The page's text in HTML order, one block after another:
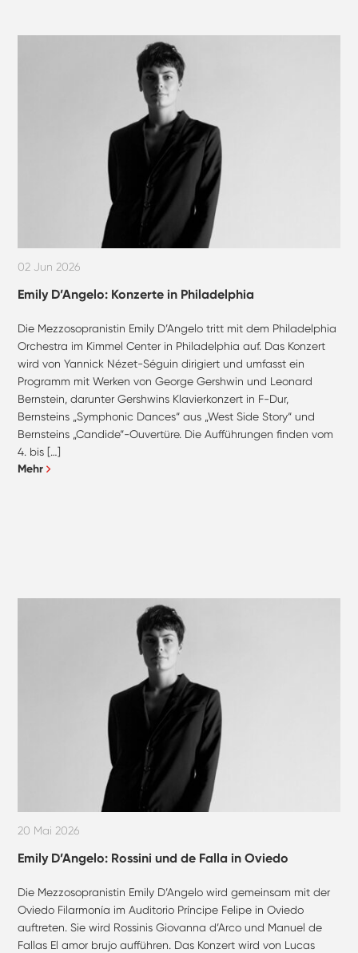
02 Jun 2026
Emily D’Angelo: Konzerte in Philadelphia
Die Mezzosopranistin Emily D’Angelo tritt mit dem Philadelphia
Orchestra im Kimmel Center in Philadelphia auf. Das Konzert
wird von Yannick Nézet-Séguin dirigiert und umfasst ein
Programm mit Werken von George Gershwin und Leonard
Bernstein, darunter Gershwins Klavierkonzert in F-Dur,
Bernsteins „Symphonic Dances“ aus „West Side Story“ und
Bernsteins „Candide“-Ouvertüre. Die Aufführungen finden vom
4. bis […]
Mehr
20 Mai 2026
Emily D’Angelo: Rossini und de Falla in Oviedo
Die Mezzosopranistin Emily D’Angelo wird gemeinsam mit der
Oviedo Filarmonía im Auditorio Príncipe Felipe in Oviedo
auftreten. Sie wird Rossinis Giovanna d’Arco und Manuel de
Fallas El amor brujo aufführen. Das Konzert wird von Lucas